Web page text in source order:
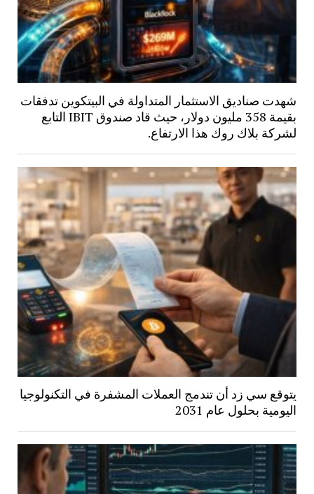
شهدت صناديق الاستثمار المتداولة في البيتكوين تدفقات
بقيمة 358 مليون دولار، حيث قاد صندوق IBIT التابع
لشركة بلاك روك هذا الارتفاع.
يتوقع سي زد أن تندمج العملات المشفرة في التكنولوجيا
اليومية بحلول عام 2031